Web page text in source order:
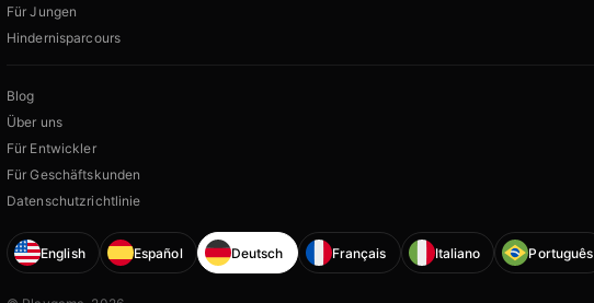
Für Jungen
Hindernisparcours
Blog
Über uns
Für Entwickler
Für Geschäftskunden
Datenschutzrichtlinie
English Español Deutsch Français Italiano Português